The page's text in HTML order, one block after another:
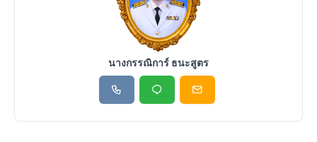
นางกรรณิการ์ ธนะสูตร